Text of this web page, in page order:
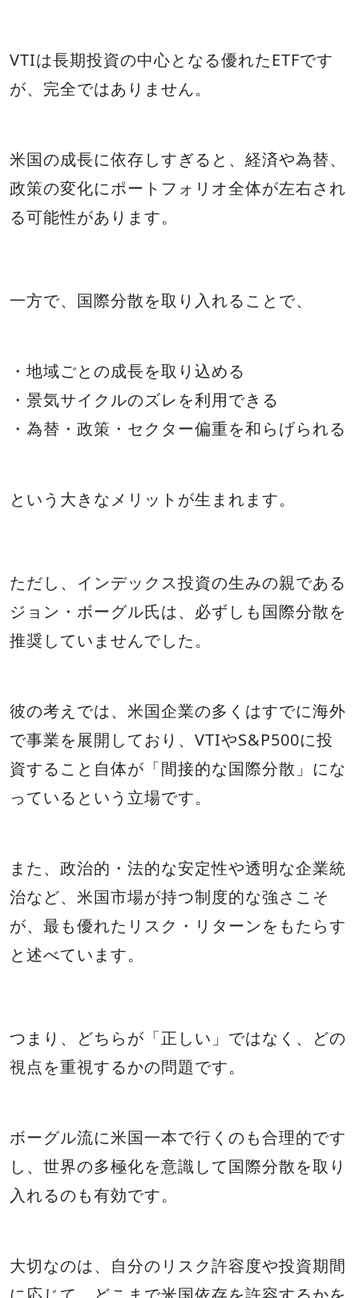
VTIは長期投資の中心となる優れたETFです
が、完全ではありません。
米国の成長に依存しすぎると、経済や為替、
政策の変化にポートフォリオ全体が左右され
る可能性があります。
一方で、国際分散を取り入れることで、
・地域ごとの成長を取り込める
・景気サイクルのズレを利用できる
・為替・政策・セクター偏重を和らげられる
という大きなメリットが生まれます。
ただし、インデックス投資の生みの親である
ジョン・ボーグル氏は、必ずしも国際分散を
推奨していませんでした。
彼の考えでは、米国企業の多くはすでに海外
で事業を展開しており、VTIやS&P500に投
資すること自体が「間接的な国際分散」にな
っているという立場です。
また、政治的・法的な安定性や透明な企業統
治など、米国市場が持つ制度的な強さこそ
が、最も優れたリスク・リターンをもたらす
と述べています。
つまり、どちらが「正しい」ではなく、どの
視点を重視するかの問題です。
ボーグル流に米国一本で行くのも合理的です
し、世界の多極化を意識して国際分散を取り
入れるのも有効です。
大切なのは、自分のリスク許容度や投資期間